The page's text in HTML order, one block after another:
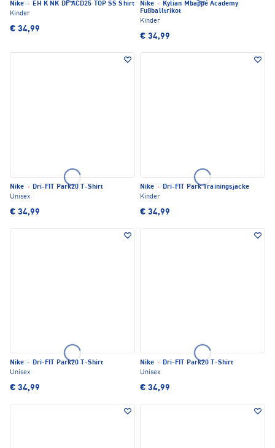
Nike · EH K NK DF ACD25 TOP SS Shirt
Kinder
€ 34,99
Nike · Kylian Mbappé Academy
Fußballtrikot
Kinder
€ 34,99
Nike · Dri-FIT Park20 T-Shirt
Unisex
€ 34,99
Nike · Dri-FIT Park Trainingsjacke
Kinder
€ 34,99
Nike · Dri-FIT Park20 T-Shirt
Unisex
€ 34,99
Nike · Dri-FIT Park20 T-Shirt
Unisex
€ 34,99